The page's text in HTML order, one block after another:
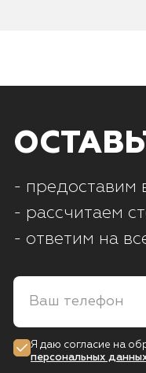
- предоставим
- рассчитаем
- ответим на
Я даю согласие на
персональных